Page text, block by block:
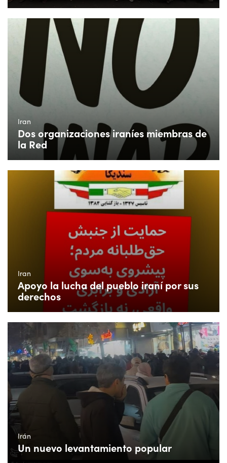
Iran
Dos organizaciones iraníes miembras de
la Red
Iran
Apoyo la lucha del pueblo iraní por sus
derechos
Irán
Un nuevo levantamiento popular